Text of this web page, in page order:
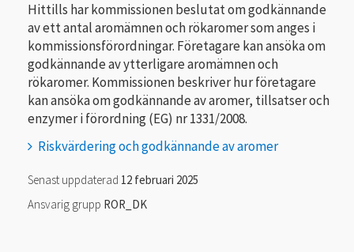
Hittills har kommissionen beslutat om godkännande
av ett antal aromämnen och rökaromer som anges i
kommissionsförordningar. Företagare kan ansöka om
godkännande av ytterligare aromämnen och
rökaromer. Kommissionen beskriver hur företagare
kan ansöka om godkännande av aromer, tillsatser och
enzymer i förordning (EG) nr 1331/2008.
Riskvärdering och godkännande av aromer
Senast uppdaterad 12 februari 2025
Ansvarig grupp ROR_DK